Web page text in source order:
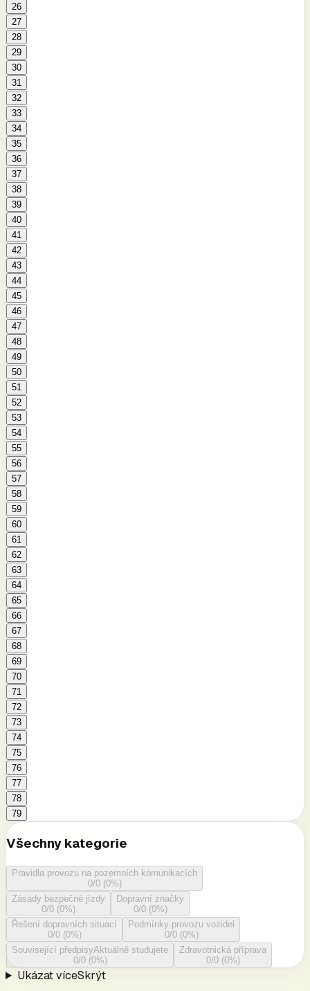
26
27
28
29
30
31
32
33
34
35
36
37
38
39
40
41
42
43
44
45
46
47
48
49
50
51
52
53
54
55
56
57
58
59
60
61
62
63
64
65
66
67
68
69
70
71
72
73
74
75
76
77
78
79
Všechny kategorie
Pravidla provozu na pozemních komunikacích
0/0(0%)
Zásady bezpečné jízdy
0/0 (0%)
Dopravní značky
0/0(0%)
Řešení dopravních situací
0/0(0%)
Podmínky provozu vozidel
0/0(0%)
Související předpisyAktuálně studujete
0/0(0%)
Zdravotnická příprava
0/0(0%)
Ukázat víceSkrýt